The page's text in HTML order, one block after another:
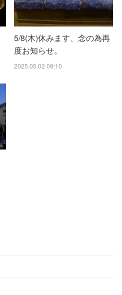
5/8(木)休みます、念の為再
度お知らせ。
2025.05.02 09:10